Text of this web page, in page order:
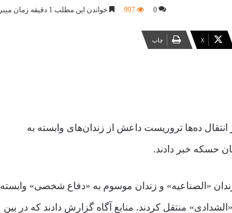
0
997 خواندن این مطلب 1 دقیقه زمان میبرد
X چاپ
انتقال ده‌ها تروریست داعش از زندان‌های وابسته به
حسکه خبر دادند.
داعش را از زندان «الصناعیه» و زندان موسوم به «دفاع شخصی» وابسته
منتقل کردند. منابع آگاه گزارش دادند که در بین